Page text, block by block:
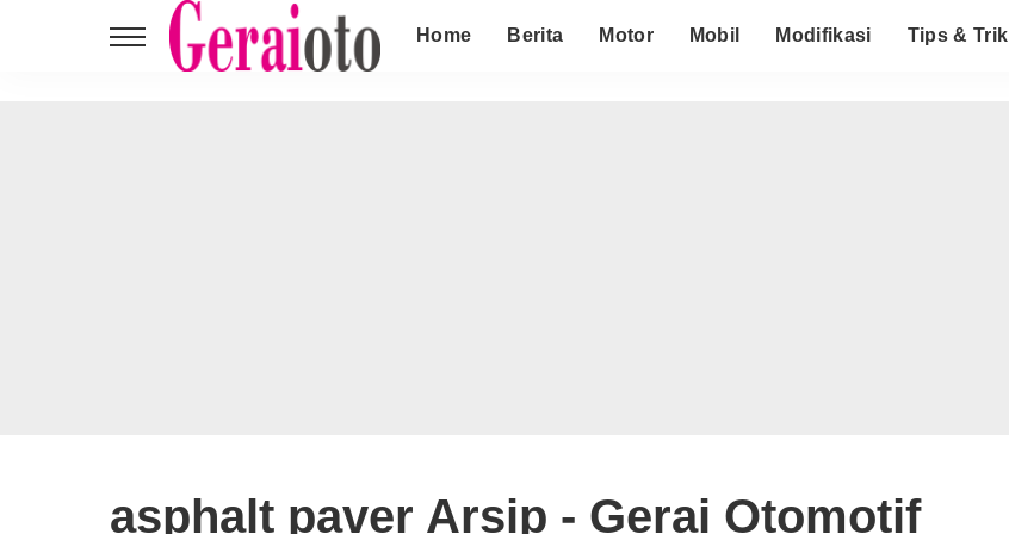
Home Berita Motor Mobil Modifikasi Tips & Trik
asphalt paver Arsip - Gerai Otomotif